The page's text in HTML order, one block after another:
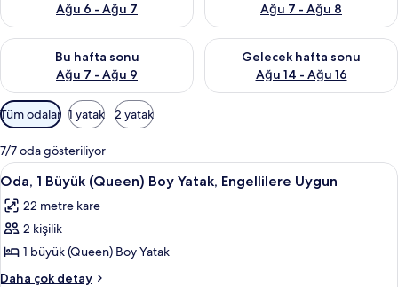
Ağu 6 - Ağu 7
Ağu 7 - Ağu 8
Bu hafta sonu
Ağu 7 - Ağu 9
Bu hafta sonu için müsaitliği kontrol et Ağu 7 - Ağu 9
Gelecek hafta sonu
Ağu 14 - Ağu 16
Önümüzdeki hafta sonu için
Odalar
için
mevcut
filtreler
Tüm odalar 1 yatak 2 yatak
7/7 oda gösteriliyor
Oda,
1
Büyük
(Queen)
Boy
Yatak,
Mısır pamuklu çarşaf takımı, kaliteli
7
Oda, 1 Büyük (Queen) Boy Yatak, Engellilere Uygun
22 metre kare
2 kişilik
1 büyük (Queen) Boy Yatak
Daha çok detay
Oda,